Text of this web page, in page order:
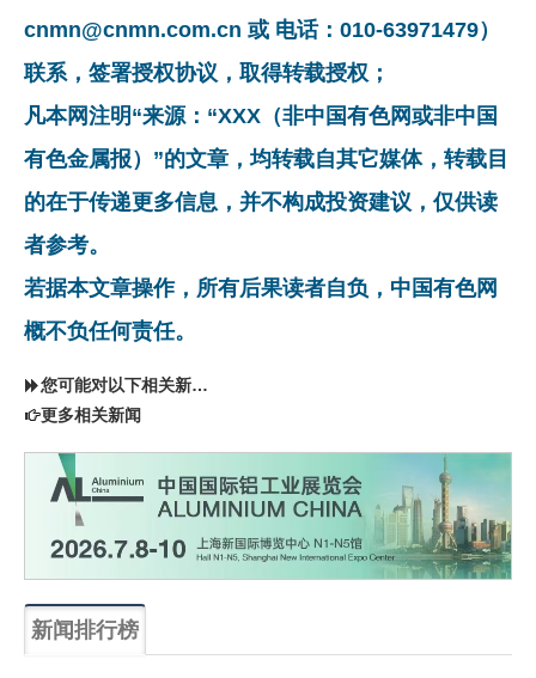
cnmn@cnmn.com.cn 或 电话：010-63971479）
联系，签署授权协议，取得转载授权；
凡本网注明“来源：“XXX（非中国有色网或非中国
有色金属报）”的文章，均转载自其它媒体，转载目
的在于传递更多信息，并不构成投资建议，仅供读
者参考。
若据本文章操作，所有后果读者自负，中国有色网
概不负任何责任。
您可能对以下相关新闻同样感兴趣
更多相关新闻
新闻排行榜